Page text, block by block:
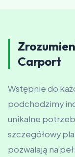
Carport
Wstępnie do
podchodzimy
unikalne
szczegółowy
pozwalają na